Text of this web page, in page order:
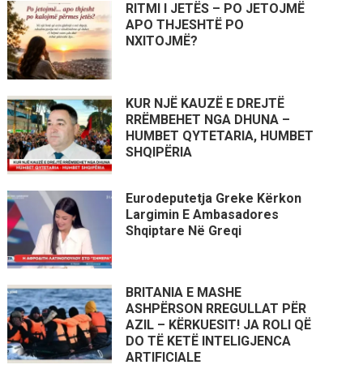
RITMI I JETËS – PO JETOJMË
APO THJESHTË PO
NXITOJMË?
KUR NJË KAUZË E DREJTË
RRËMBEHET NGA DHUNA –
HUMBET QYTETARIA, HUMBET
SHQIPËRIA
Eurodeputetja Greke Kërkon
Largimin E Ambasadores
Shqiptare Në Greqi
BRITANIA E MASHE
ASHPËRSON RREGULLAT PËR
AZIL – KËRKUESIT! JA ROLI QË
DO TË KETË INTELIGJENCA
ARTIFICIALE